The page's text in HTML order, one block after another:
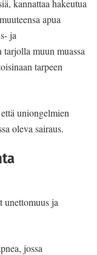
kannattaa hakeutua
apua
ja
muun muassa
tarpeen
uniongelmien
oleva sairaus.
ja
jossa